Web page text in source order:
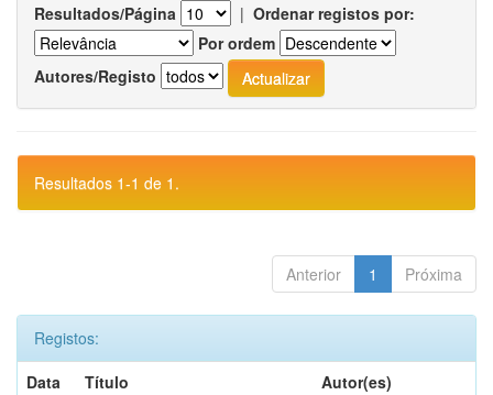
Resultados/Página | Ordenar registos por:
Por ordem
Autores/Registo
Resultados 1-1 de 1.
Anterior 1 Próxima
Registos:
Data
Título
Autor(es)